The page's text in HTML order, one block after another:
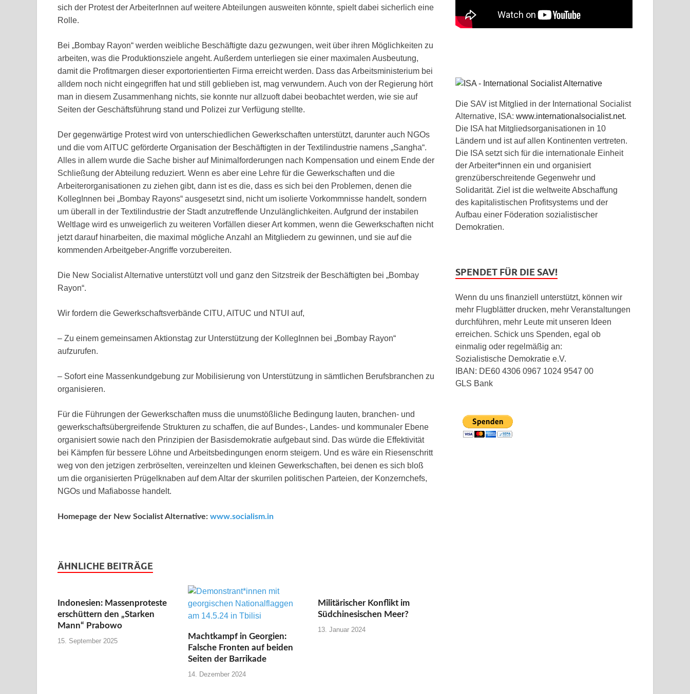
sich der Protest der ArbeiterInnen auf weitere Abteilungen ausweiten könnte, spielt dabei sicherlich eine
Rolle.
Bei „Bombay Rayon“ werden weibliche Beschäftigte dazu gezwungen, weit über ihren Möglichkeiten zu
arbeiten, was die Produktionsziele angeht. Außerdem unterliegen sie einer maximalen Ausbeutung,
damit die Profitmargen dieser exportorientierten Firma erreicht werden. Dass das Arbeitsministerium bei
alldem noch nicht eingegriffen hat und still geblieben ist, mag verwundern. Auch von der Regierung hört
man in diesem Zusammenhang nichts, sie konnte nur allzuoft dabei beobachtet werden, wie sie auf
Seiten der Geschäftsführung stand und Polizei zur Verfügung stellte.
Der gegenwärtige Protest wird von unterschiedlichen Gewerkschaften unterstützt, darunter auch NGOs
und die vom AITUC geförderte Organisation der Beschäftigten in der Textilindustrie namens „Sangha“.
Alles in allem wurde die Sache bisher auf Minimalforderungen nach Kompensation und einem Ende der
Schließung der Abteilung reduziert. Wenn es aber eine Lehre für die Gewerkschaften und die
Arbeiterorganisationen zu ziehen gibt, dann ist es die, dass es sich bei den Problemen, denen die
KollegInnen bei „Bombay Rayons“ ausgesetzt sind, nicht um isolierte Vorkommnisse handelt, sondern
um überall in der Textilindustrie der Stadt anzutreffende Unzulänglichkeiten. Aufgrund der instabilen
Weltlage wird es unweigerlich zu weiteren Vorfällen dieser Art kommen, wenn die Gewerkschaften nicht
jetzt darauf hinarbeiten, die maximal mögliche Anzahl an Mitgliedern zu gewinnen, und sie auf die
kommenden Arbeitgeber-Angriffe vorzubereiten.
Die New Socialist Alternative unterstützt voll und ganz den Sitzstreik der Beschäftigten bei „Bombay
Rayon“.
Wir fordern die Gewerkschaftsverbände CITU, AITUC und NTUI auf,
– Zu einem gemeinsamen Aktionstag zur Unterstützung der KollegInnen bei „Bombay Rayon“
aufzurufen.
– Sofort eine Massenkundgebung zur Mobilisierung von Unterstützung in sämtlichen Berufsbranchen zu
organisieren.
Für die Führungen der Gewerkschaften muss die unumstößliche Bedingung lauten, branchen- und
gewerkschaftsübergreifende Strukturen zu schaffen, die auf Bundes-, Landes- und kommunaler Ebene
organisiert sowie nach den Prinzipien der Basisdemokratie aufgebaut sind. Das würde die Effektivität
bei Kämpfen für bessere Löhne und Arbeitsbedingungen enorm steigern. Und es wäre ein Riesenschritt
weg von den jetzigen zerbröselten, vereinzelten und kleinen Gewerkschaften, bei denen es sich bloß
um die organisierten Prügelknaben auf dem Altar der skurrilen politischen Parteien, der Konzernchefs,
NGOs und Mafiabosse handelt.
Homepage der New Socialist Alternative: www.socialism.in
ÄHNLICHE BEITRÄGE
Indonesien: Massenproteste
erschüttern den „Starken
Mann“ Prabowo
15. September 2025
Machtkampf in Georgien:
Falsche Fronten auf beiden
Seiten der Barrikade
14. Dezember 2024
Militärischer Konflikt im
Südchinesischen Meer?
13. Januar 2024
Die SAV ist Mitglied in der International Socialist
Alternative, ISA:www.internationalsocialist.net.
Die ISA hat Mitgliedsorganisationen in 10
Ländern und ist auf allen Kontinenten vertreten.
Die ISA setzt sich für die internationale Einheit
der Arbeiter*innen ein und organisiert
grenzüberschreitende Gegenwehr und
Solidarität. Ziel ist die weltweite Abschaffung
des kapitalistischen Profitsystems und der
Aufbau einer Föderation sozialistischer
Demokratien.
SPENDET FÜR DIE SAV!
Wenn du uns finanziell unterstützt, können wir
mehr Flugblätter drucken, mehr Veranstaltungen
durchführen, mehr Leute mit unseren Ideen
erreichen. Schick uns Spenden, egal ob
einmalig oder regelmäßig an:
Sozialistische Demokratie e.V.
IBAN: DE60 4306 0967 1024 9547 00
GLS Bank